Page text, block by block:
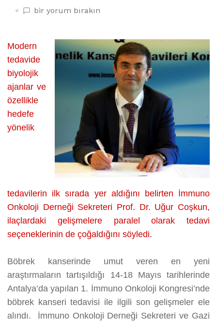
BÖBREK
YENİ
HEDEF:
EN
YAN
ETKİ
üzerine
bir yorum bırakın
Modern
tedavide
biyolojik
ajanlar ve
özellikle
hedefe
yönelik
tedavilerin ilk sırada yer aldığını belirten İmmuno
Onkoloji Derneği Sekreteri Prof. Dr. Uğur Coşkun,
ilaçlardaki gelişmelere paralel olarak tedavi
seçeneklerinin de çoğaldığını söyledi.
Böbrek kanserinde umut veren en yeni
araştırmaların tartışıldığı 14-18 Mayıs tarihlerinde
Antalya’da yapılan 1. İmmuno Onkoloji Kongresi’nde
böbrek kanseri tedavisi ile ilgili son gelişmeler ele
alındı. İmmuno Onkoloji Derneği Sekreteri ve Gazi